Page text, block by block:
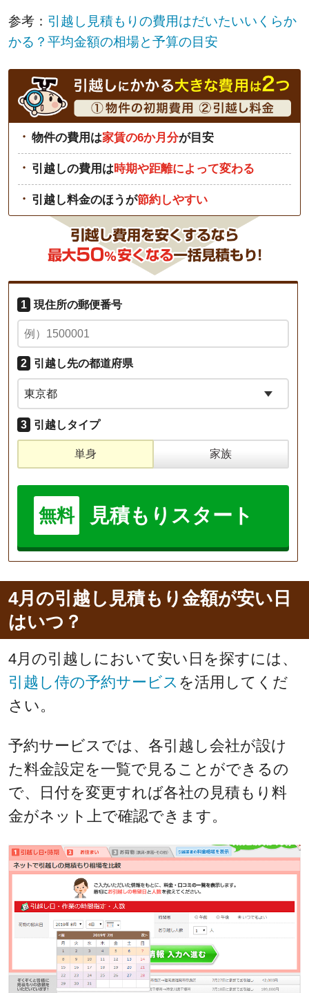
参考： 引越し見積もりの費用はだいたいいくらか
かる？平均金額の相場と予算の目安
物件の費用は家賃の6か月分が目安
引越しの費用は時期や距離によって変わる
引越し料金のほうが節約しやすい
1 現住所の郵便番号
2 引越し先の都道府県
3 引越しタイプ
単身 家族
無料 見積もりスタート
4月の引越し見積もり金額が安い日
はいつ？
4月の引越しにおいて安い日を探すには、
引越し侍の予約サービス を活用してくだ
さい。
予約サービスでは、各引越し会社が設け
た料金設定を一覧で見ることができるの
で、日付を変更すれば各社の見積もり料
金がネット上で確認できます。